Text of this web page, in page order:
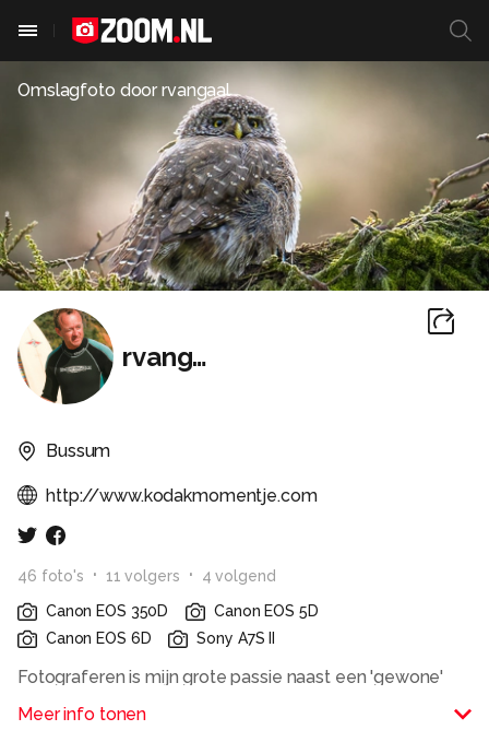
Omslagfoto doorrvangaal
rvangaal
Bussum
http://www.kodakmomentje.com
46 foto's 11 volgers 4 volgend
Canon EOS 350D
Canon EOS 5D
Canon EOS 6D
Sony A7S II
Fotograferen is mijn grote passie naast een 'gewone'
Meer info tonen